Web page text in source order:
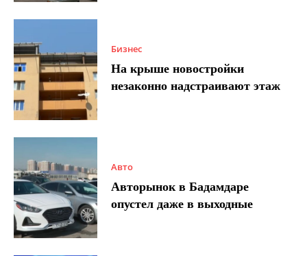
Бизнес
На крыше новостройки
незаконно надстраивают этаж
Авто
Авторынок в Бадамдаре
опустел даже в выходные